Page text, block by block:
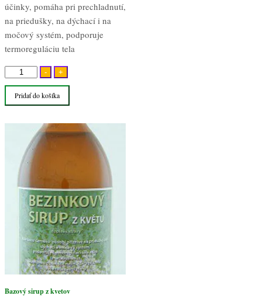
účinky, pomáha pri prechladnutí,
na priedušky, na dýchací i na
močový systém, podporuje
termoreguláciu tela
-
množstvo
Bazový
sirup
kvetov
+
Pridať do košíka
Bazový sirup z kvetov